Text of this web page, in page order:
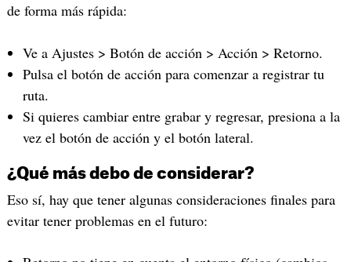
de forma más rápida:
Ve a Ajustes > Botón de acción > Acción > Retorno.
Pulsa el botón de acción para comenzar a registrar tu
ruta.
Si quieres cambiar entre grabar y regresar, presiona a la
vez el botón de acción y el botón lateral.
¿Qué más debo de considerar?
Eso sí, hay que tener algunas consideraciones finales para
evitar tener problemas en el futuro: